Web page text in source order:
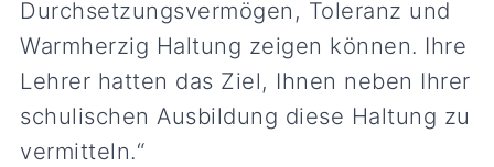
Durchsetzungsvermögen, Toleranz und
Warmherzig Haltung zeigen können. Ihre
Lehrer hatten das Ziel, Ihnen neben Ihrer
schulischen Ausbildung diese Haltung zu
vermitteln.“